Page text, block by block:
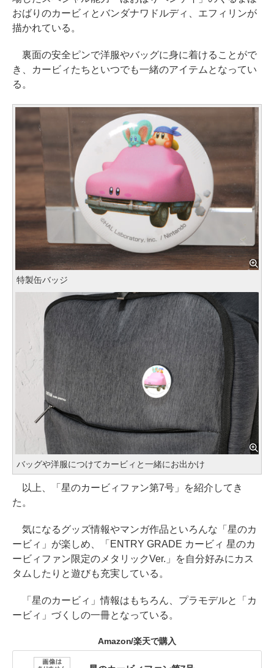
おばりのカービィとバンダナワドルディ、エフィリンが
描かれている。
裏面の安全ピンで洋服やバッグに身に着けることがで
き、カービィたちといつでも一緒のアイテムとなってい
る。
特製缶バッジ
バッグや洋服につけてカービィと一緒にお出かけ
以上、「星のカービィファン第7号」を紹介してき
た。
気になるグッズ情報やマンガ作品といろんな「星のカ
ービィ」が楽しめ、「ENTRY GRADE カービィ 星のカ
ービィファン限定のメタリックVer.」を自分好みにカス
タムしたりと遊びも充実している。
「星のカービィ」情報はもちろん、プラモデルと「カ
ービィ」づくしの一冊となっている。
Amazon/楽天で購入